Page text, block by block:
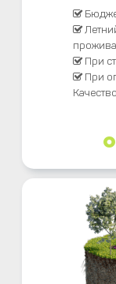
При
При